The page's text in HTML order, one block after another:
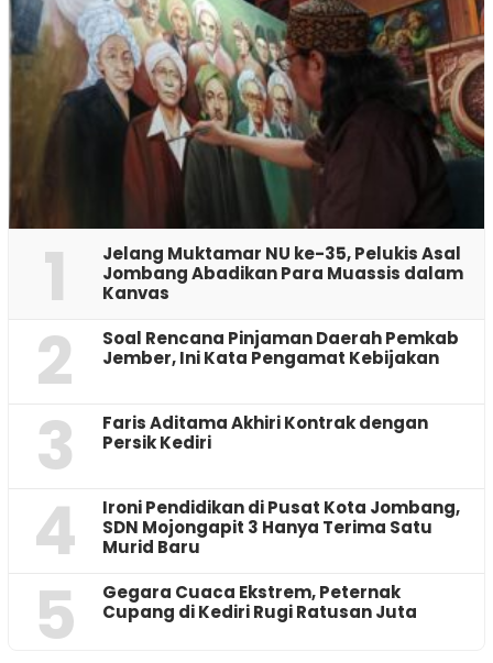
1
Jelang Muktamar NU ke-35, Pelukis Asal
Jombang Abadikan Para Muassis dalam
Kanvas
2
‎Soal Rencana Pinjaman Daerah Pemkab
Jember, Ini Kata Pengamat Kebijakan ‎
3
Faris Aditama Akhiri Kontrak dengan
Persik Kediri
4
Ironi Pendidikan di Pusat Kota Jombang,
SDN Mojongapit 3 Hanya Terima Satu
Murid Baru
5
‎Gegara Cuaca Ekstrem, Peternak
Cupang di Kediri Rugi Ratusan Juta